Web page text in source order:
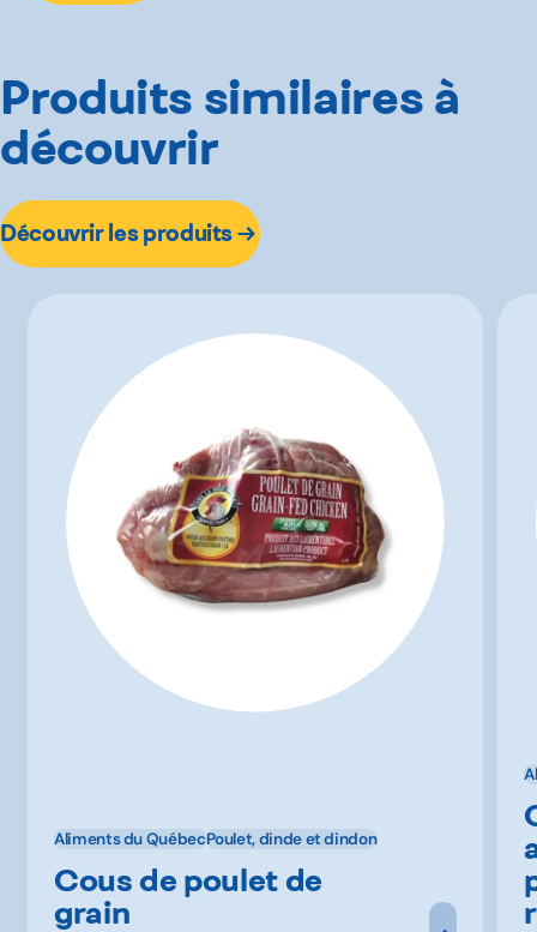
Produits similaires à
découvrir
Découvrir les produits
Aliments du QuébecPoulet, dinde et dindon
Cous de poulet de
grain